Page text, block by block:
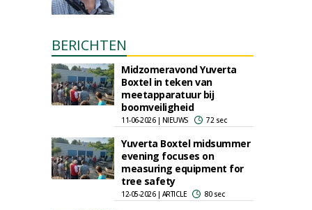
BERICHTEN
Midzomeravond Yuverta
Boxtel in teken van
meetapparatuur bij
boomveiligheid
11-06-2026 | NIEUWS 72 sec
Yuverta Boxtel midsummer
evening focuses on
measuring equipment for
tree safety
12-05-2026 | ARTICLE 80 sec